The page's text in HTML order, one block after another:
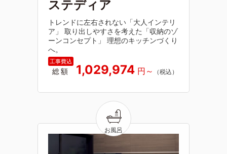
ステディア
トレンドに左右されない「大人インテリ
ア」 取り出しやすさを考えた「収納のゾ
ーンコンセプト」 理想のキッチンづくり
へ。
総額 1,029,974